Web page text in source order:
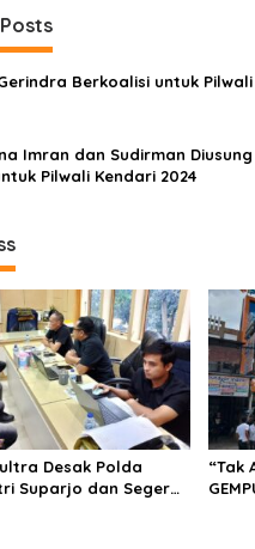
i
a
Berkoalisi untuk
Imran dan Sudirman Diusung
Pilwali Kendari 2024
Desak Polda
Suparjo dan Segera
“Tak